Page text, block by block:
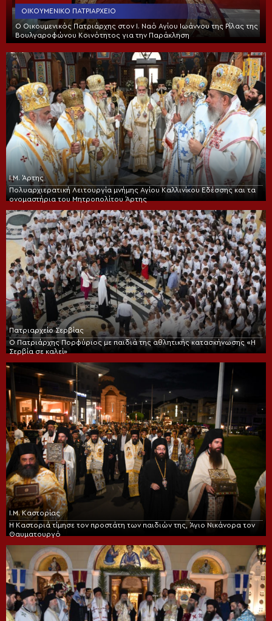
ΟΙΚΟΥΜΕΝΙΚΌ ΠΑΤΡΙΑΡΧΕΊΟ
Ο Οικουμενικός Πατριάρχης στον I. Ναό Αγίου Ιωάννου της Ρίλας της
Βουλγαροφώνου Κοινότητος για την Παράκληση
Ι.Μ. Άρτης
Πολυαρχιερατική Λειτουργία μνήμης Αγίου Καλλινίκου Εδέσσης και τα
ονομαστήρια του Μητροπολίτου Άρτης
Πατριαρχείο Σερβίας
Ο Πατριάρχης Πορφύριος με παιδιά της αθλητικής κατασκήνωσης «Η
Σερβία σε καλεί»
Ι.Μ. Καστορίας
Η Καστοριά τίμησε τον προστάτη των παιδιών της, Άγιο Νικάνορα τον
Θαυματουργό